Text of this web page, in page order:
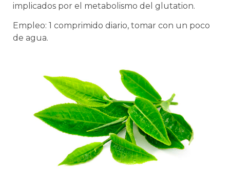
implicados por el metabolismo del glutation.
Empleo: 1 comprimido diario, tomar con un poco
de agua.